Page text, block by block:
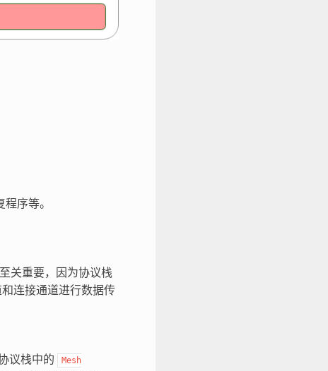
序等。
关重要，因为协议栈
连接通道进行数据传
议栈中的
Mesh